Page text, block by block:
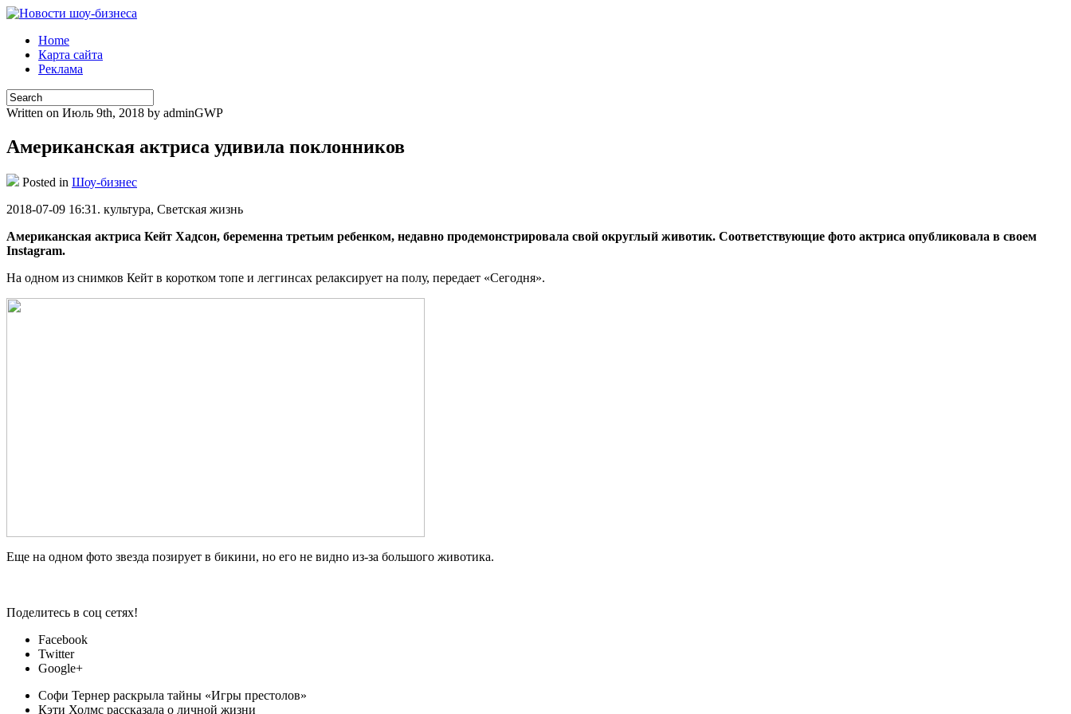
Home
Карта сайта
Реклама
Written on Июль 9th, 2018 by adminGWP
Американская актриса удивила поклонников
Posted in Шоу-бизнес
2018-07-09 16:31. культурa, Светская жизнь
Американская актриса Кейт Хадсон, беременна третьим ребенком, недавно продемонстрировала свой округлый животик. Соответствующие фото актриса опубликовала в своем
Instagram.
На одном из снимков Кейт в коротком топе и леггинсах релаксирует на полу, передает «Сегодня».
Еще на одном фото звезда позирует в бикини, но его не видно из-за большого животика.
Поделитесь в соц сетях!
Facebook
Twitter
Google+
Софи Тернер раскрыла тайны «Игры престолов»
Кэти Холмс рассказала о личной жизни